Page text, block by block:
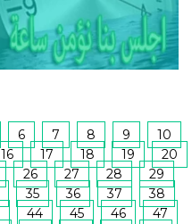
6 7 8 9
10
16 17 18 19
20
26 27 28
29
35 36 37
38
44 45 46
47